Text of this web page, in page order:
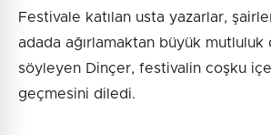
Festivale katılan usta yazarlar,
adada ağırlamaktan büyük mutluluk
söyleyen Dinçer, festivalin coşku
geçmesini diledi.